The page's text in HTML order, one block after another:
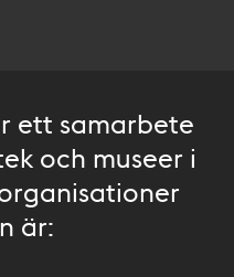
ett samarbete
och museer i
är: